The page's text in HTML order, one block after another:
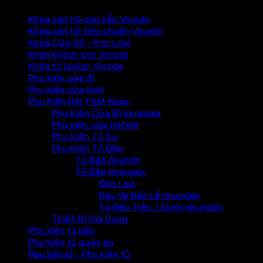
Khóa căn hộ cao cấp Vicode
Khóa căn hộ tiêu chuẩn Vicode
Khoá Cửa Gỗ - Kim Loại
Khóa khách sạn Vicode
Khóa tủ locker Vicode
Phụ kiện cửa đi
Phụ kiện cửa kính
Phụ Kiện Nội Thất Khác
Phụ Kiện Cửa Đi Imundex
Phụ kiện cửa Hafele
Phụ Kiện Tủ Áo
Phụ Kiện Tủ Bếp
Tủ Bếp GrandX
Tủ Bếp Imundex
Đèn Led
Ray Và Bản Lề Imundex
Tủ Bếp Trên / Dưới Imundex
Thiết Bị Gia Dụng
Phụ kiện tủ bếp
Phụ kiện tủ quần áo
Ray bản lề - Phụ kiện tủ